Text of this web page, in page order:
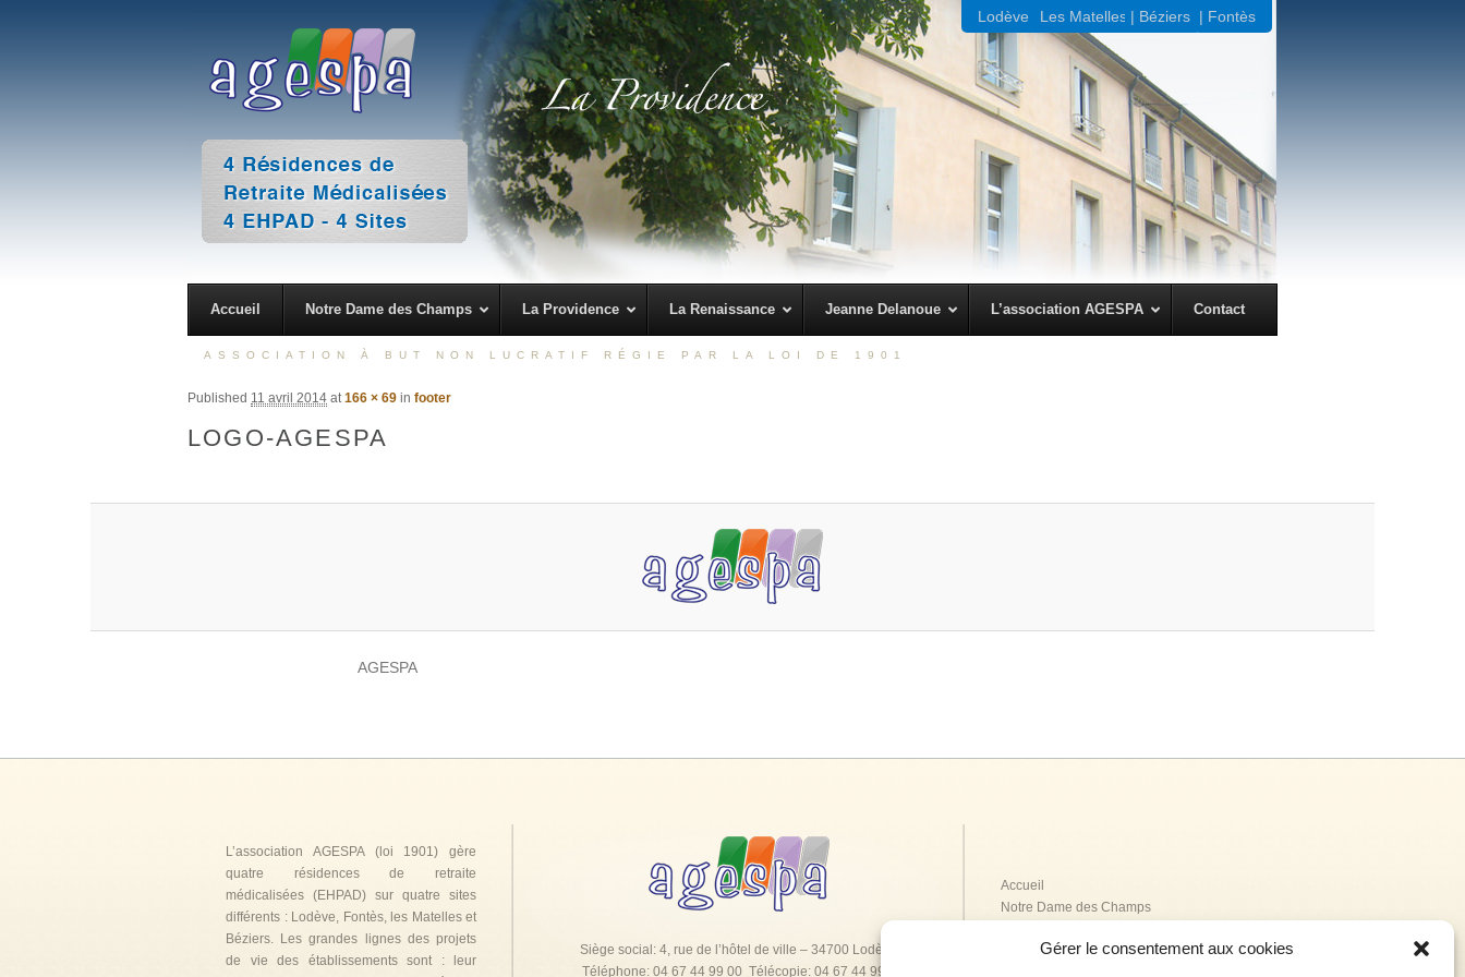
Gérer le consentement aux cookies
Lodève | Les Matelles | Béziers | Fontès
Accueil Notre Dame des Champs La Providence La Renaissance Jeanne Delanoue L’association AGESPA Contact
ASSOCIATION À BUT NON LUCRATIF RÉGIE PAR LA LOI DE 1901
LOGO-AGESPA
Published 11 avril 2014 at166 × 69 in footer
AGESPA
L’association AGESPA (loi 1901) gère
quatre résidences de retraite
médicalisées (EHPAD) sur quatre sites
différents : Lodève, Fontès, les Matelles et
Béziers. Les grandes lignes des projets
de vie des établissements sont : leur
Siège social: 4, rue de l’hôtel de ville – 34700 Lodève
Téléphone: 04 67 44 99 00 Télécopie: 04 67 44 99 0
Accueil
Notre Dame des Champs
La Renaissance